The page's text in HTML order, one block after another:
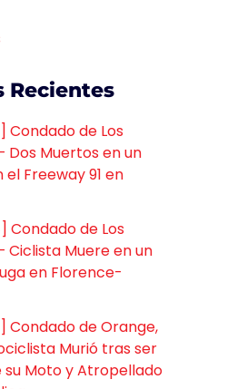
Recientes
Condado de Los
Dos Muertos en un
Freeway 91 en
Condado de Los
Ciclista Muere en un
en Florence-
Condado de Orange,
Murió tras ser
su Moto y Atropellado